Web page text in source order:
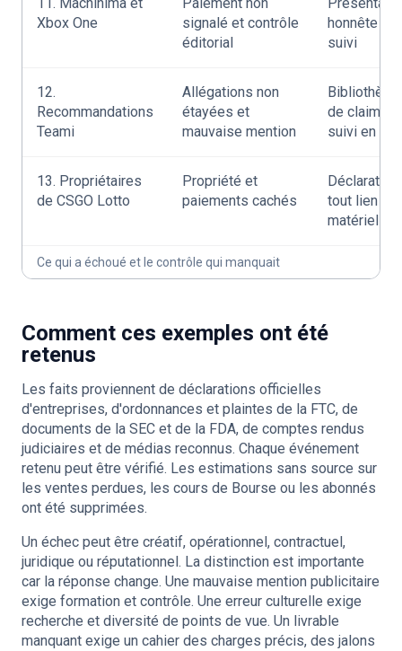
Xbox One
signalé et contrôle
éditorial
honnête et
suivi
12.
Recommandations
Teami
Allégations non
étayées et
mauvaise mention
de claims
suivi en
13. Propriétaires
de CSGO Lotto
Propriété et
paiements cachés
Déclaration
tout lien
matériel
Ce qui a échoué et le contrôle qui manquait
Comment ces exemples ont été
retenus
Les faits proviennent de déclarations officielles
d'entreprises, d'ordonnances et plaintes de la FTC, de
documents de la SEC et de la FDA, de comptes rendus
judiciaires et de médias reconnus. Chaque événement
retenu peut être vérifié. Les estimations sans source sur
les ventes perdues, les cours de Bourse ou les abonnés
ont été supprimées.
Un échec peut être créatif, opérationnel, contractuel,
juridique ou réputationnel. La distinction est importante
car la réponse change. Une mauvaise mention publicitaire
exige formation et contrôle. Une erreur culturelle exige
recherche et diversité de points de vue. Un livrable
manquant exige un cahier des charges précis, des jalons